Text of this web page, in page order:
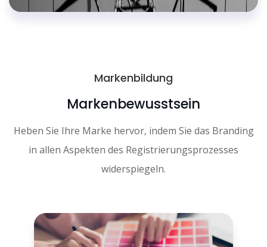
Markenbildung
Markenbewusstsein
Heben Sie Ihre Marke hervor, indem Sie das Branding
in allen Aspekten des Registrierungsprozesses
widerspiegeln.